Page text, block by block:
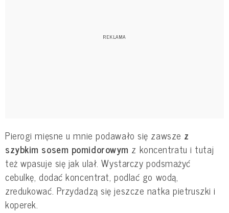
Pierogi mięsne u mnie podawało się zawsze z
szybkim sosem pomidorowym z koncentratu i tutaj
też wpasuje się jak ulał. Wystarczy podsmażyć
cebulkę, dodać koncentrat, podlać go wodą,
zredukować. Przydadzą się jeszcze natka pietruszki i
koperek.